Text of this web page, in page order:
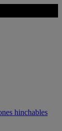
hinchables